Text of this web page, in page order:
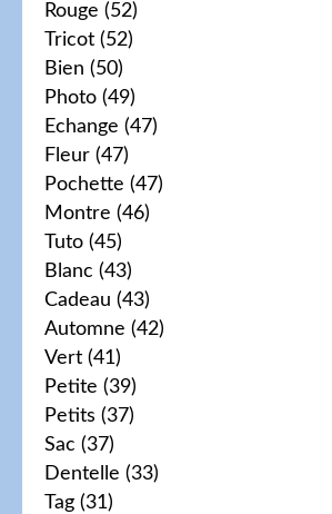
Rouge (52)
Tricot (52)
Bien (50)
Photo (49)
Echange (47)
Fleur (47)
Pochette (47)
Montre (46)
Tuto (45)
Blanc (43)
Cadeau (43)
Automne (42)
Vert (41)
Petite (39)
Petits (37)
Sac (37)
Dentelle (33)
Tag (31)